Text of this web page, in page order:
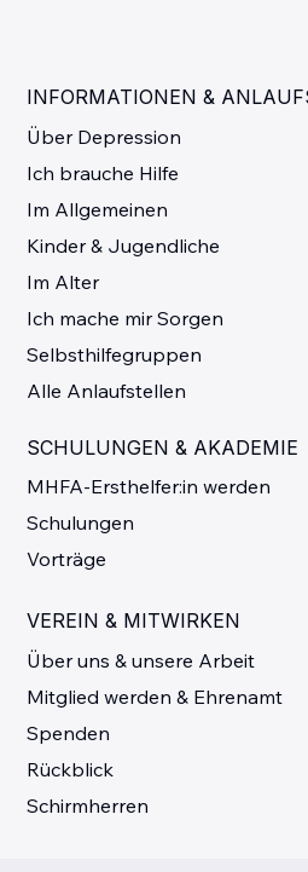
INFORMATIONEN &
Über Depression
Ich brauche Hilfe
Im Allgemeinen
Kinder & Jugendliche
Im Alter
Ich mache mir Sorgen
Selbsthilfegruppen
Alle Anlaufstellen
SCHULUNGEN & AKADEMIE
MHFA-Ersthelfer:in werden
Schulungen
Vorträge
VEREIN & MITWIRKEN
Über uns & unsere Arbeit
Mitglied werden & Ehrenamt
Spenden
Rückblick
Schirmherren